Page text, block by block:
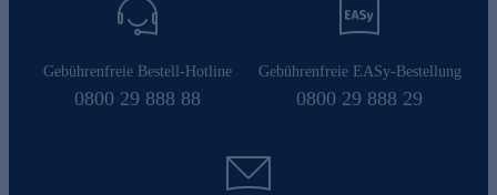
Gebührenfreie Bestell-Hotline
0800 29 888 88
Gebührenfreie EASy-Bestellung
0800 29 888 29